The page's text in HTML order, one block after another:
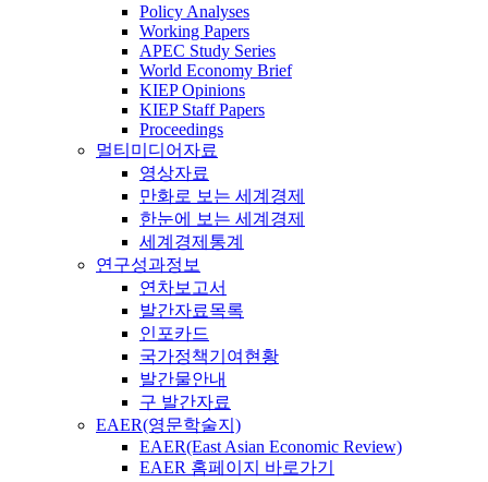
Policy Analyses
Working Papers
APEC Study Series
World Economy Brief
KIEP Opinions
KIEP Staff Papers
Proceedings
멀티미디어자료
영상자료
만화로 보는 세계경제
한눈에 보는 세계경제
세계경제통계
연구성과정보
연차보고서
발간자료목록
인포카드
국가정책기여현황
발간물안내
구 발간자료
EAER(영문학술지)
EAER(East Asian Economic Review)
EAER 홈페이지 바로가기